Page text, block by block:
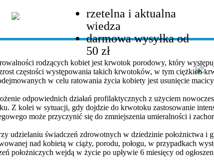
rzetelna i aktualna
wiedza
darmowa wysyłka od
50 zł
rodzących kobiet jest krwotok porodowy, który
częstości występowania takich krwotoków, w tym ciężkich
w celu ratowania życia kobiety jest usunięcie
odpowiednich działań profilaktycznych z użyciem
Z kolei w sytuacji, gdy dojdzie do krwotoku zastosowanie
może przyczynić się do zmniejszenia umieralności i
udzielaniu świadczeń zdrowotnych w dziedzinie położnictwa i
nad kobietą w ciąży, porodu, połogu, w przypadkach
położniczych wejdą w życie po upływie 6 miesięcy od